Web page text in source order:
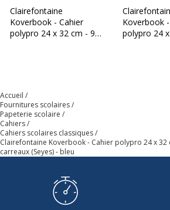
Clairefontaine
Koverbook - Cahier
polypro 24 x 32 cm - 96
Koverbook
polypro 24
Accueil
Fournitures scolaires
Papeterie scolaire
Cahiers
Cahiers scolaires classiques
Clairefontaine Koverbook - Cahier polypro 24 x 32
carreaux (Seyes) - bleu